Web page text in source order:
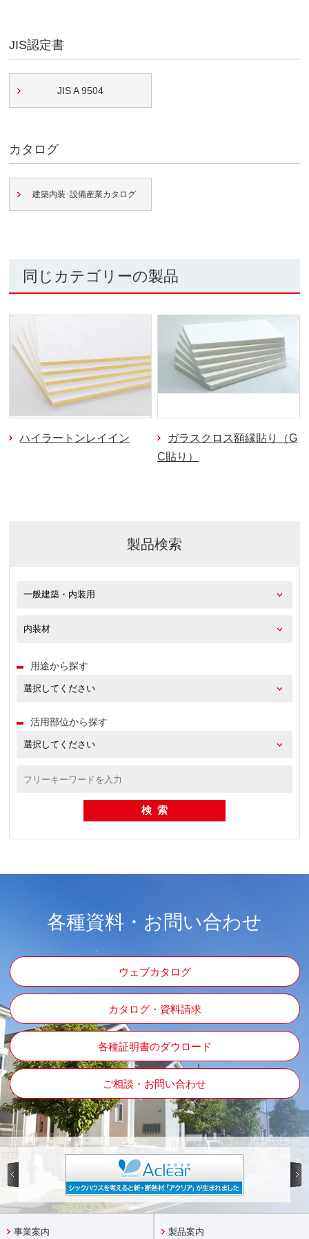
JIS認定書
JIS A 9504
カタログ
建築内装･設備産業カタログ
同じカテゴリーの製品
ハイラートンレイイン
ガラスクロス額縁貼り（G
C貼り）
製品検索
用途から探す
活用部位から探す
各種資料・お問い合わせ
ウェブカタログ
カタログ・資料請求
各種証明書のダウロード
ご相談・お問い合わせ
事業案内 製品案内